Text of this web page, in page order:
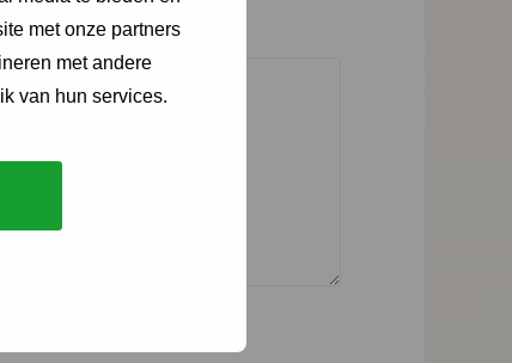
met onze partners
met andere
van hun services.